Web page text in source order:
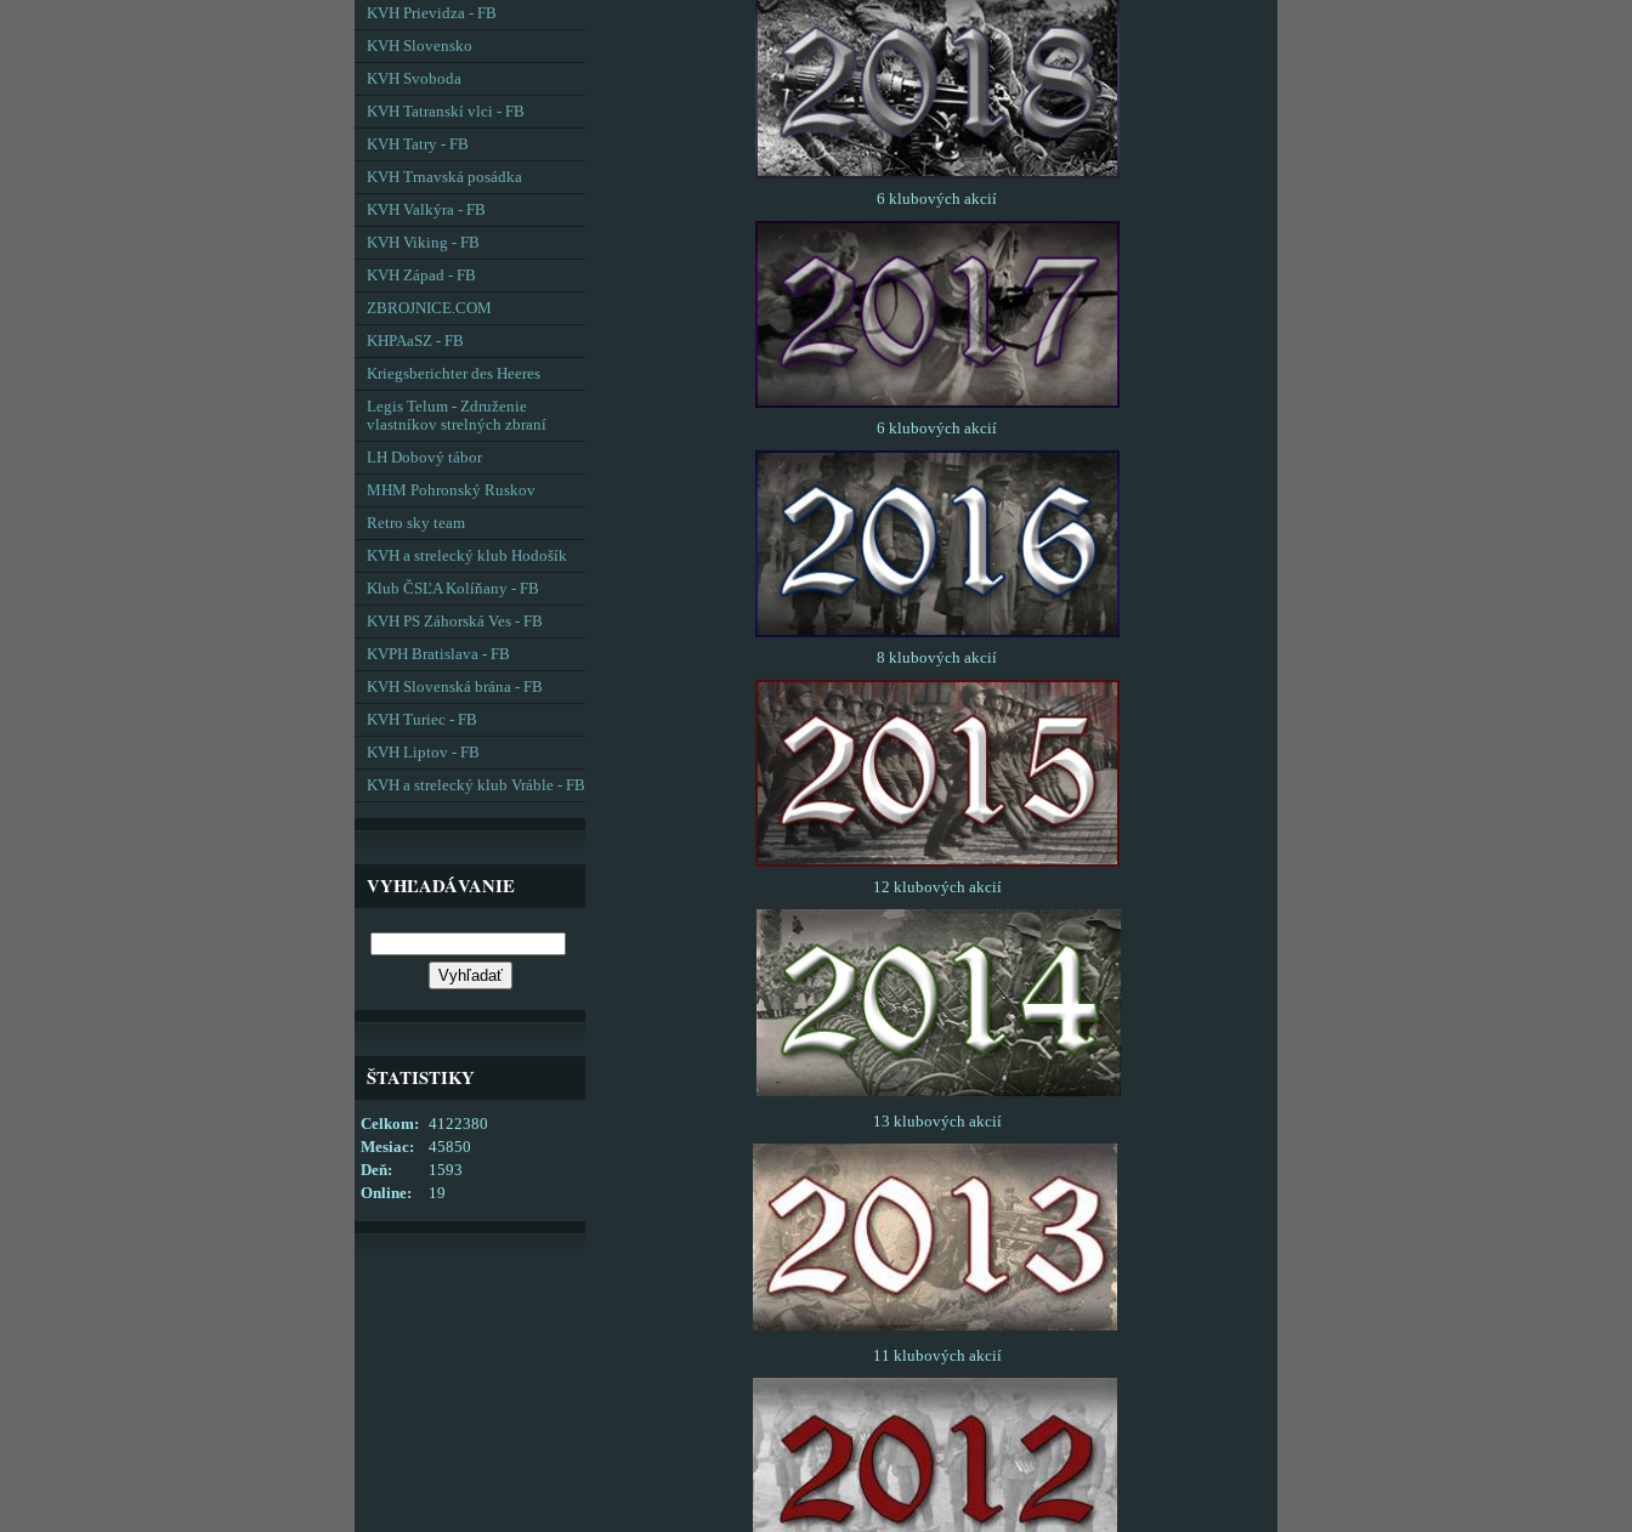
6 klubových akcií
6 klubových akcií
8 klubových akcií
12 klubových akcií
13 klubových akcií
11 klubových akcií
KVH Prievidza - FB
KVH Slovensko
KVH Svoboda
KVH Tatranskí vlci - FB
KVH Tatry - FB
KVH Trnavská posádka
KVH Valkýra - FB
KVH Viking - FB
KVH Západ - FB
ZBROJNICE.COM
KHPAaSZ - FB
Kriegsberichter des Heeres
Legis Telum - Združenie
vlastníkov strelných zbraní
LH Dobový tábor
MHM Pohronský Ruskov
Retro sky team
KVH a strelecký klub Hodošík
Klub ČSĽA Kolíňany - FB
KVH PS Záhorská Ves - FB
KVPH Bratislava - FB
KVH Slovenská brána - FB
KVH Turiec - FB
KVH Liptov - FB
KVH a strelecký klub Vráble - FB
VYHĽADÁVANIE
ŠTATISTIKY
Online: 19
Celkom:
4122380
Mesiac:
45850
Deň:
1593